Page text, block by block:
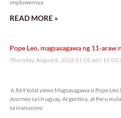
impluwensya
READ MORE »
Pope Leo, magsasagawa ng 11-
Thursday, August 6, 2026 11:03 am 11:03
6,869 total views Magsasagawa si Pope
Journey sa Uruguay, Argentina, at Peru
sa inanunsyo